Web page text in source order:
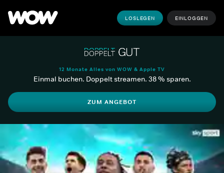
LOSLEGEN EINLOGGEN
12 Monate Alles von WOW & Apple TV
Einmal buchen. Doppelt streamen. 38 % sparen.
ZUM ANGEBOT